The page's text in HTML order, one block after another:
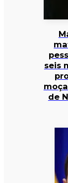
seis
de